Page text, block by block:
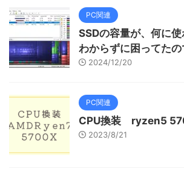
PC関連
SSDの容量が、何に
わからずに困ってた
2024/12/20
PC関連
CPU換装 ryzen5
2023/8/21